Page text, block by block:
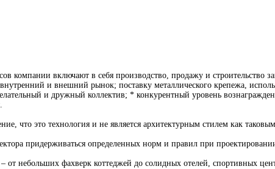
включают в себя производство, продажу и строительство
и внешний рынок; поставку металлического крепежа,
и дружный коллектив; * конкурентный уровень
что это технология и не является архитектурным стилем как
придерживаться определенных норм и правил при
небольших фахверк коттеджей до солидных отелей, спортивных